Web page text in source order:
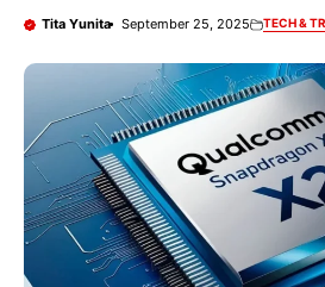
Tita Yunita September 25, 2025 TECH &